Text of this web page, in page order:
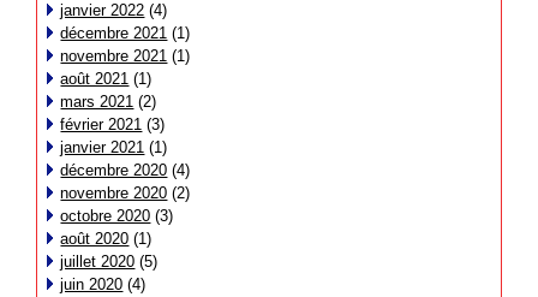
janvier 2022 (4)
décembre 2021 (1)
novembre 2021 (1)
août 2021 (1)
mars 2021 (2)
février 2021 (3)
janvier 2021 (1)
décembre 2020 (4)
novembre 2020 (2)
octobre 2020 (3)
août 2020 (1)
juillet 2020 (5)
juin 2020 (4)